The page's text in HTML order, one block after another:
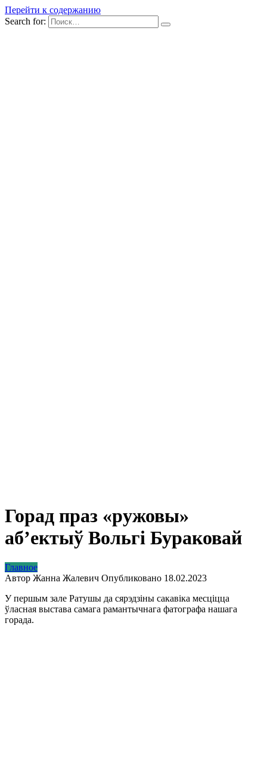
Перейти к содержанию
Search for:
Горад праз «ружовы»
аб’ектыў Вольгі Бураковай
Главное
Автор Жанна Жалевич Опубликовано 18.02.2023
У першым зале Ратушы да сярэдзіны сакавіка месціцца
ўласная выстава самага рамантычнага фатографа нашага
горада.